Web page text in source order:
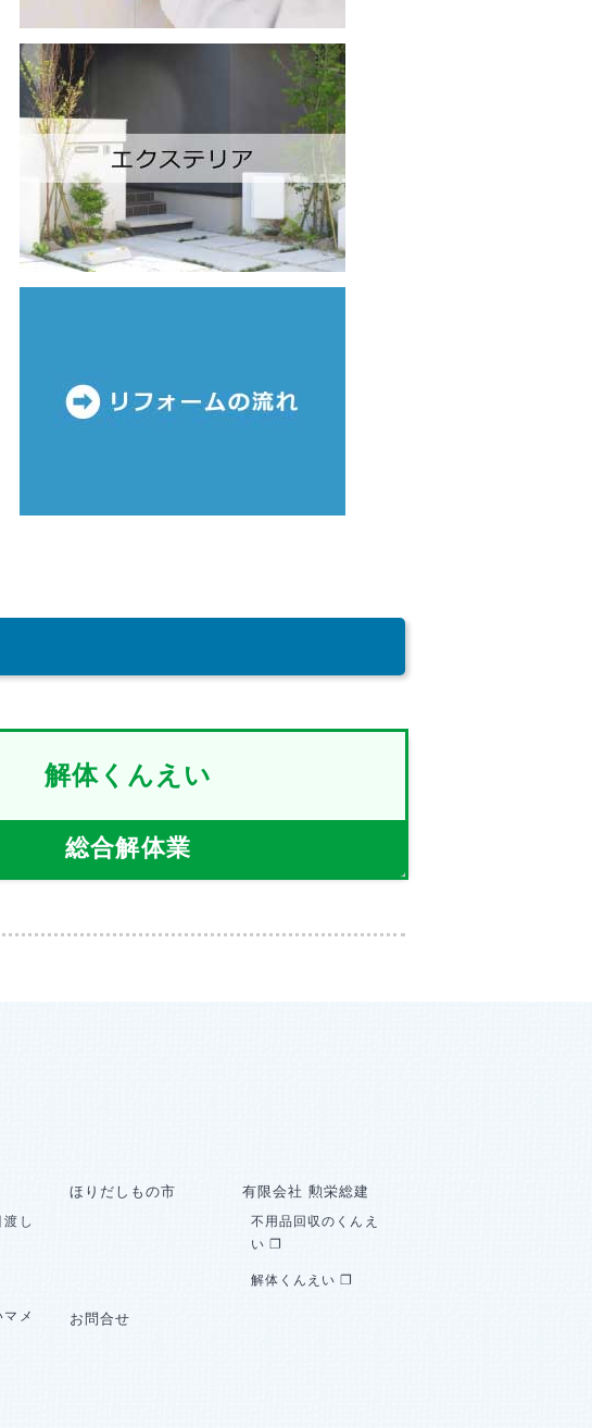
解体くんえい
総合解体業
渡し
マメ
ほりだしもの市 有限会社 勲栄総建
不用品回収のくんえ
い ❐
解体くんえい ❐
お問合せ